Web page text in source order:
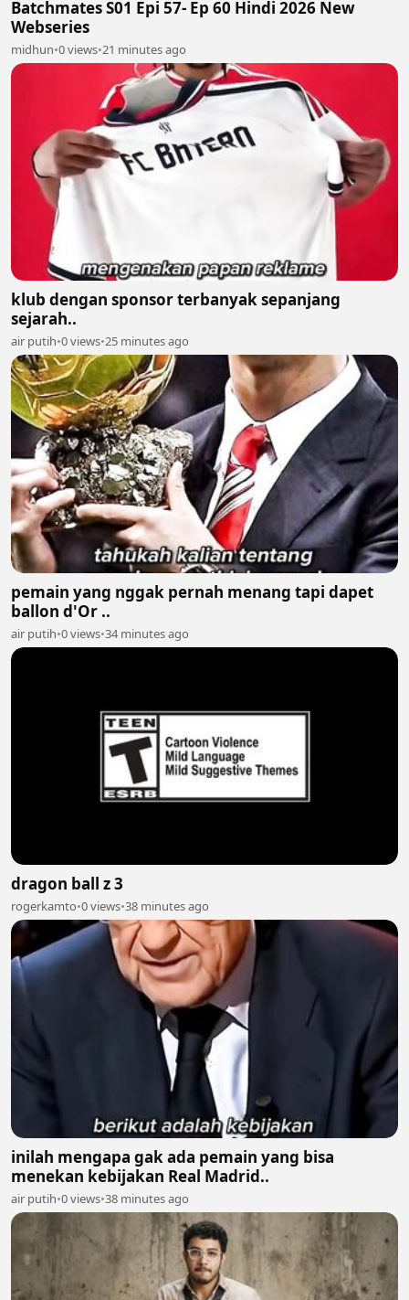
Batchmates S01 Epi 57- Ep 60 Hindi 2026 New
Webseries
midhun•0 views•21 minutes ago
klub dengan sponsor terbanyak sepanjang
sejarah..
air putih•0 views•25 minutes ago
pemain yang nggak pernah menang tapi dapet
ballon d'Or ..
air putih•0 views•34 minutes ago
dragon ball z 3
rogerkamto•0 views•38 minutes ago
inilah mengapa gak ada pemain yang bisa
menekan kebijakan Real Madrid..
air putih•0 views•38 minutes ago